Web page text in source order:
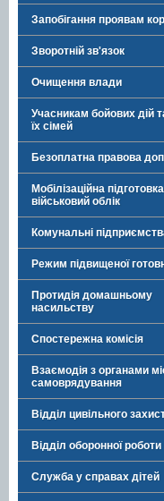
Запобігання проявам
Зворотній зв'язок
Очищення влади
Учасникам бойових дій
їх сімей
Безоплатна правова
Мобілізаційна
військовий облік
Комунальні
Режим підвищеної
Протидія домашньому
насильству
Спостережна комісія
Взаємодія з органами
самоврядування
Відділ цивільного
Відділ оборонної роботи
Служба у справах дітей